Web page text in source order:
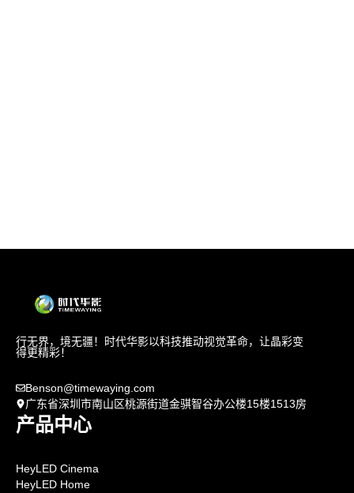
行无界，境无疆！时代华影以科技推动视觉革命，让晶彩变
得更精彩！
Benson@timewaying.com
广东省深圳市南山区桃源街道金骐智谷办公楼15楼1513房
产品中心
HeyLED Cinema
HeyLED Home